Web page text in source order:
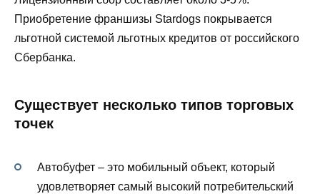
Приобретение франшизы Stardogs покрывается
льготной системой льготных кредитов от российского
Сбербанка.
Существует несколько типов торговых
точек
Автобуфет – это мобильный объект, который
удовлетворяет самый высокий потребительский